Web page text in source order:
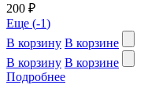
200 ₽
Еще (-1)
В корзину В корзине
В корзину В корзине
Подробнее